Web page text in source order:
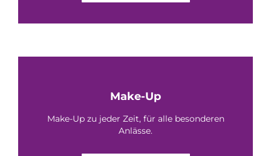
Make-Up
Make-Up zu jeder Zeit, für alle besonderen
Anlässe.